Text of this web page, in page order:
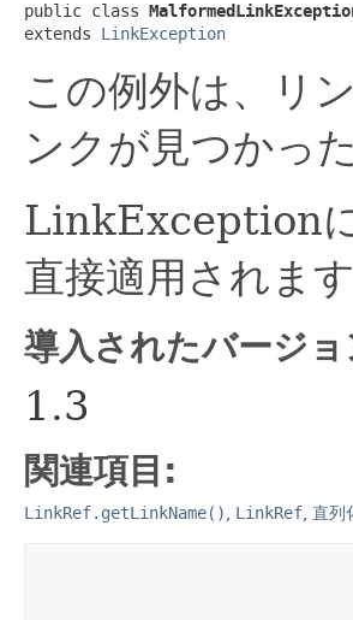
public class
extends LinkException
この例外は、リ
ンクが見つかっ
LinkException
直接適用されます
導入されたバージ
1.3
関連項目:
LinkRef.getLinkName() LinkRef 直列